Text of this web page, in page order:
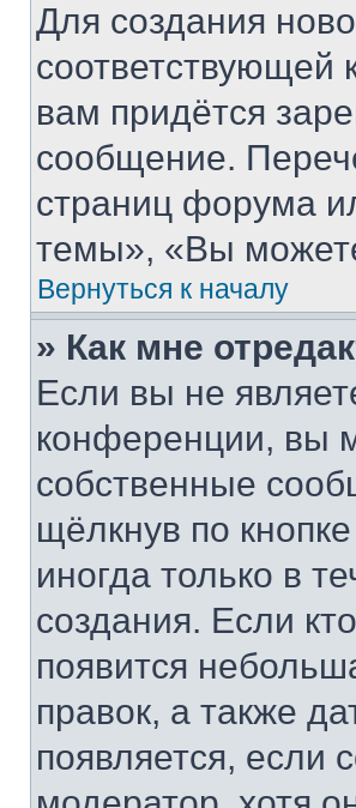
Для создания
вам придётся
сообщение.
страниц форума
темы», «Вы
Вернуться к началу
» Как мне
Если вы не
конференции, вы
собственные
щёлкнув по кнопке
иногда только в
создания. Если
появится
правок, а также
появляется, если